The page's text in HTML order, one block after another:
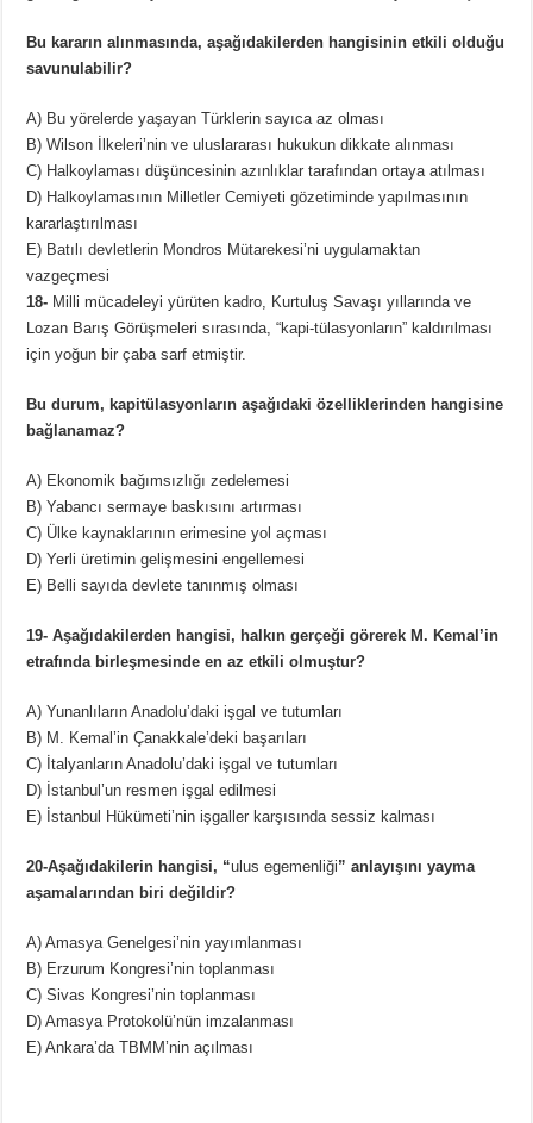
Bu kararın alınmasında, aşağıdakilerden hangisinin etkili olduğu
savunulabilir?
A) Bu yörelerde yaşayan Türklerin sayıca az olması
B) Wilson İlkeleri’nin ve uluslararası hukukun dikkate alınması
C) Halkoylaması düşüncesinin azınlıklar tarafından ortaya atılması
D) Halkoylamasının Milletler Cemiyeti gözetiminde yapılmasının
kararlaştırılması
E) Batılı devletlerin Mondros Mütarekesi’ni uygulamaktan
vazgeçmesi
18- Milli mücadeleyi yürüten kadro, Kurtuluş Savaşı yıllarında ve
Lozan Barış Görüşmeleri sırasında, “kapi-tülasyonların” kaldırılması
için yoğun bir çaba sarf etmiştir.
Bu durum, kapitülasyonların aşağıdaki özelliklerinden hangisine
bağlanamaz?
A) Ekonomik bağımsızlığı zedelemesi
B) Yabancı sermaye baskısını artırması
C) Ülke kaynaklarının erimesine yol açması
D) Yerli üretimin gelişmesini engellemesi
E) Belli sayıda devlete tanınmış olması
19- Aşağıdakilerden hangisi, halkın gerçeği görerek M. Kemal’in
etrafında birleşmesinde en az etkili olmuştur?
A) Yunanlıların Anadolu’daki işgal ve tutumları
B) M. Kemal’in Çanakkale’deki başarıları
C) İtalyanların Anadolu’daki işgal ve tutumları
D) İstanbul’un resmen işgal edilmesi
E) İstanbul Hükümeti’nin işgaller karşısında sessiz kalması
20-Aşağıdakilerin hangisi, “ulus egemenliği” anlayışını yayma
aşamalarından biri değildir?
A) Amasya Genelgesi’nin yayımlanması
B) Erzurum Kongresi’nin toplanması
C) Sivas Kongresi’nin toplanması
D) Amasya Protokolü’nün imzalanması
E) Ankara’da TBMM’nin açılması